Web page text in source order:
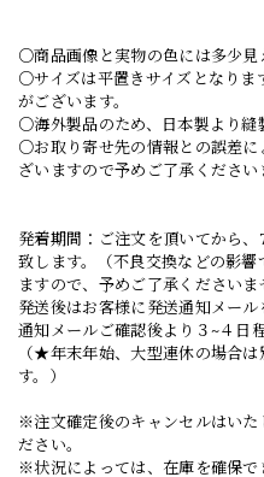
○商品画像と実物の色には多少見
○サイズは平置きサイズとなりま
がございます。
○海外製品のため、日本製より縫
○お取り寄せ先の情報との誤差
ざいますので予めご了承ください
発着期間：ご注文を頂いてから
致します。（不良交換などの影
ますので、予めご了承くださいま
発送後はお客様に発送通知メー
通知メールご確認後より３~４日
（★年末年始、大型連休の場合
す。）
※注文確定後のキャンセルはいた
ださい。
※状況によっては、在庫を確保